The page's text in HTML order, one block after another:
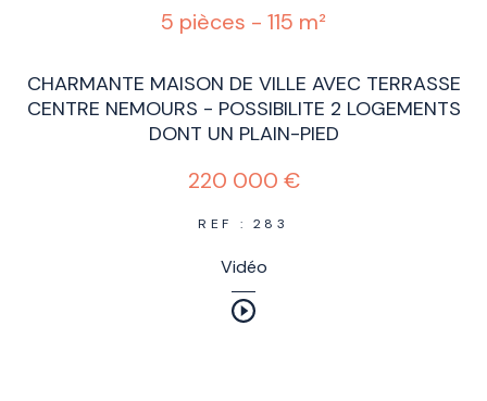
5 pièces - 115 m²
CHARMANTE MAISON DE VILLE AVEC TERRASSE
CENTRE NEMOURS - POSSIBILITE 2 LOGEMENTS
DONT UN PLAIN-PIED
220 000 €
REF : 283
Vidéo